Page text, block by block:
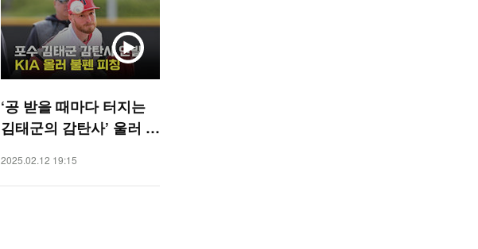
‘공 받을 때마다 터지는
김태군의 감탄사’ 울러 불
2025.02.12 19:15